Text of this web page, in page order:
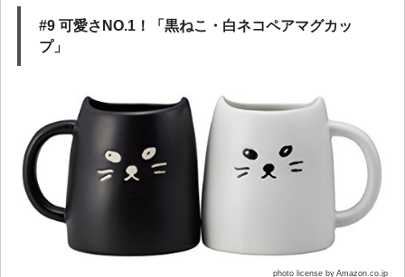
#9 可愛さNO.1！「黒ねこ・白ネコペアマグカッ
プ」
photo license by Amazon.co.jp